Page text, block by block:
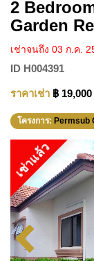
2
Garden
เช่าจนถึง 03 ก.ค.
ID H004391
ราคาเช่า ฿ 19,000
โครงการ: Permsub
เช่าแล้ว